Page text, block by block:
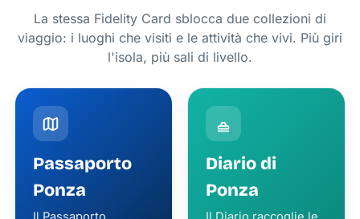
La stessa Fidelity Card sblocca due collezioni di
viaggio: i luoghi che visiti e le attività che vivi. Più giri
l'isola, più sali di livello.
Passaporto
Ponza
Diario di
Ponza